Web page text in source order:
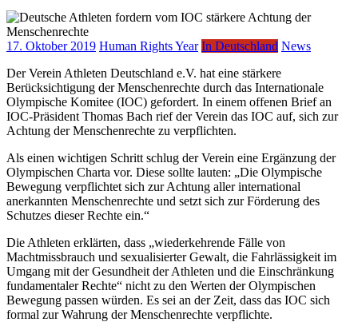
17. Oktober 2019 Human Rights Year In Deutschland News
Der Verein Athleten Deutschland e.V. hat eine stärkere
Berücksichtigung der Menschenrechte durch das Internationale
Olympische Komitee (IOC) gefordert. In einem offenen Brief an
IOC-Präsident Thomas Bach rief der Verein das IOC auf, sich zur
Achtung der Menschenrechte zu verpflichten.
Als einen wichtigen Schritt schlug der Verein eine Ergänzung der
Olympischen Charta vor. Diese sollte lauten: „Die Olympische
Bewegung verpflichtet sich zur Achtung aller international
anerkannten Menschenrechte und setzt sich zur Förderung des
Schutzes dieser Rechte ein.“
Die Athleten erklärten, dass „wiederkehrende Fälle von
Machtmissbrauch und sexualisierter Gewalt, die Fahrlässigkeit im
Umgang mit der Gesundheit der Athleten und die Einschränkung
fundamentaler Rechte“ nicht zu den Werten der Olympischen
Bewegung passen würden. Es sei an der Zeit, dass das IOC sich
formal zur Wahrung der Menschenrechte verpflichte.